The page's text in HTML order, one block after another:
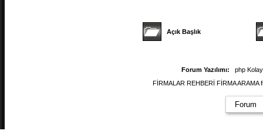
Açık Başlık
Forum Yazılımı:
php
FİRMALAR REHBERİ FİRMA
Forum